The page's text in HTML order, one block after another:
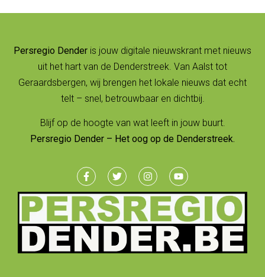
Persregio Dender is jouw digitale nieuwskrant met nieuws
uit het hart van de Denderstreek. Van Aalst tot
Geraardsbergen, wij brengen het lokale nieuws dat echt
telt – snel, betrouwbaar en dichtbij.
Blijf op de hoogte van wat leeft in jouw buurt.
Persregio Dender – Het oog op de Denderstreek.